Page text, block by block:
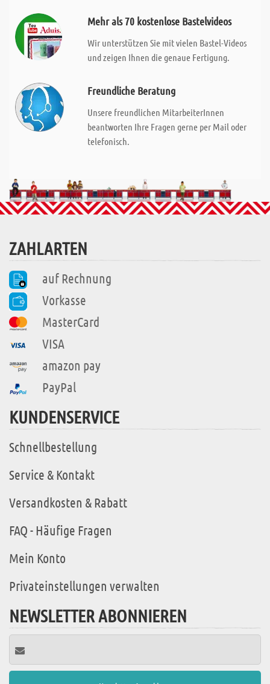
Mehr als 70 kostenlose Bastelvideos
Wir unterstützen Sie mit vielen Bastel-Videos
und zeigen Ihnen die genaue Fertigung.
Freundliche Beratung
Unsere freundlichen MitarbeiterInnen
beantworten Ihre Fragen gerne per Mail oder
telefonisch.
ZAHLARTEN
auf Rechnung
Vorkasse
MasterCard
VISA
amazon pay
PayPal
KUNDENSERVICE
Schnellbestellung
Service & Kontakt
Versandkosten & Rabatt
FAQ - Häufige Fragen
Mein Konto
Privateinstellungen verwalten
NEWSLETTER ABONNIEREN